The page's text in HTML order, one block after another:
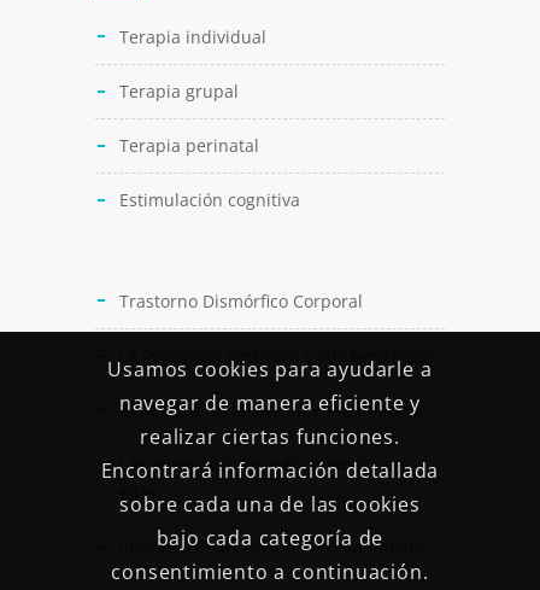
Terapia individual
Terapia grupal
Terapia perinatal
Estimulación cognitiva
Trastorno Dismórfico Corporal
La Psicología perinatal y sus beneficios
Beneficios de la lectura en la infancia
Las redes sociales y el comienzo en
ellas
Intervenciones asistidas con animales
Usamos cookies para ayudarle a
navegar de manera eficiente y
realizar ciertas funciones.
Encontrará información detallada
sobre cada una de las cookies
bajo cada categoría de
consentimiento a continuación.